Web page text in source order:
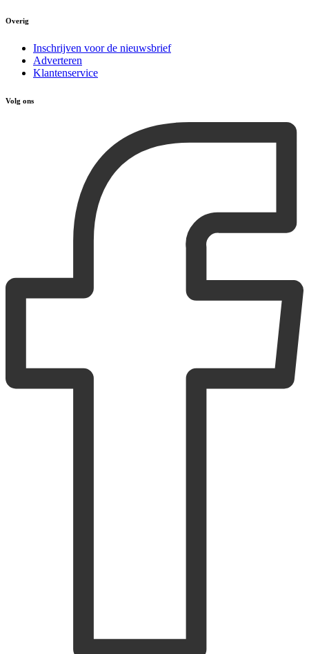
Overig
Inschrijven voor de nieuwsbrief
Adverteren
Klantenservice
Volg ons